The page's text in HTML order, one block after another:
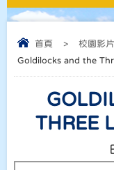
首頁 > 校園影片
Goldilocks and the
THREE